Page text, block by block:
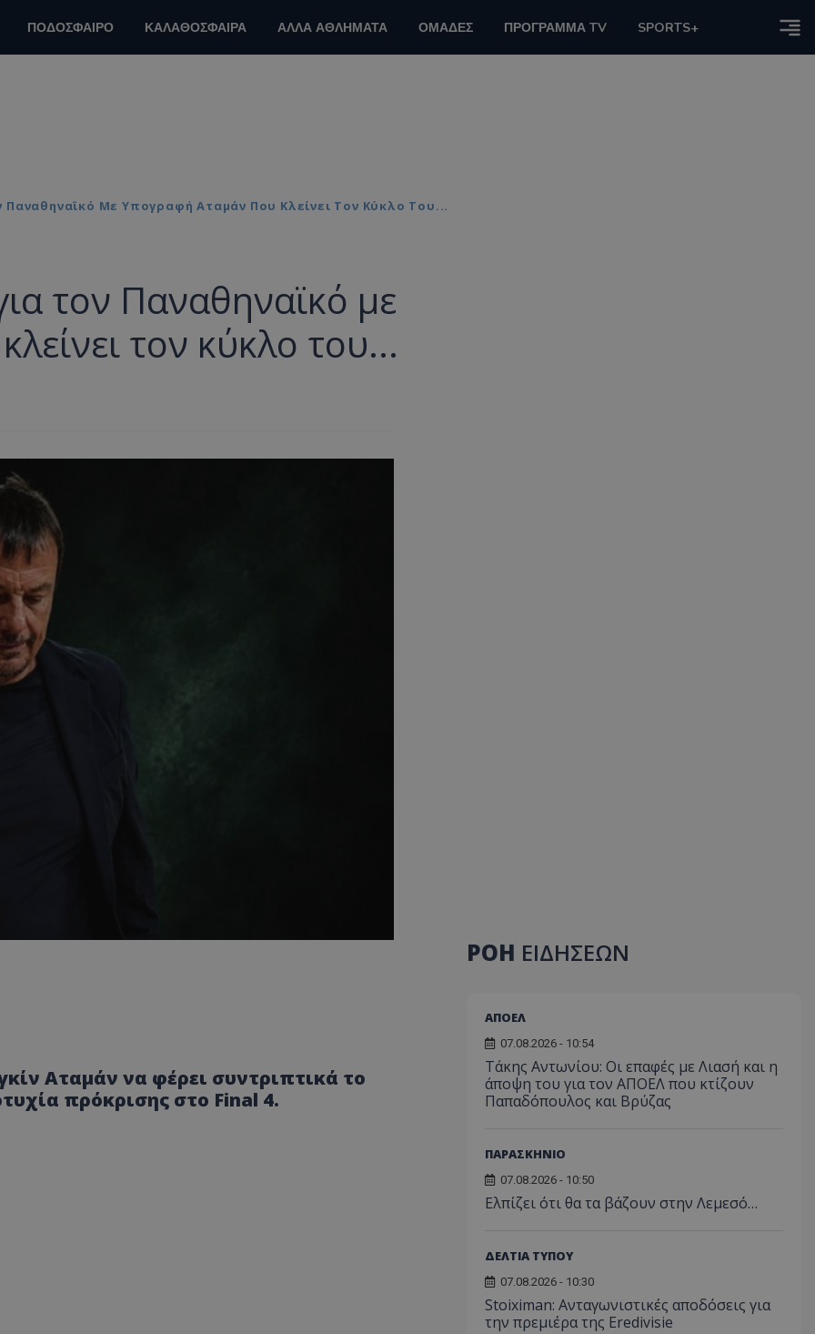
ΠΟΔΟΣΦΑΙΡΟ ΚΑΛΑΘΟΣΦΑΙΡΑ ΑΛΛΑ ΑΘΛΗΜΑΤΑ ΟΜΑΔΕΣ ΠΡΟΓΡΑΜΜΑ TV SPORTS+
Με Υπογραφή Αταμάν Που Κλείνει Τον Κύκλο Του...
τον Παναθηναϊκό με
τον κύκλο του...
Αταμάν να φέρει συντριπτικά το
πρόκρισης στο Final 4.
ΡΟΗ ΕΙΔΗΣΕΩΝ
ΑΠΟΕΛ
07.08.2026 - 10:54
Τάκης Αντωνίου: Οι επαφές με Λιασή και η
άποψη του για τον ΑΠΟΕΛ που κτίζουν
Παπαδόπουλος και Βρύζας
ΠΑΡΑΣΚΗΝΙΟ
07.08.2026 - 10:50
Ελπίζει ότι θα τα βάζουν στην Λεμεσό…
ΔΕΛΤΙΑ ΤΥΠΟΥ
07.08.2026 - 10:30
Stoiximan: Ανταγωνιστικές αποδόσεις για
την πρεμιέρα της Eredivisie